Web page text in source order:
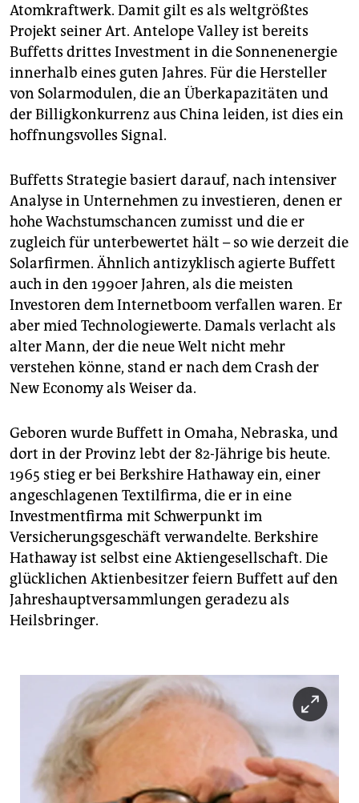
Atomkraftwerk. Damit gilt es als weltgrößtes
Projekt seiner Art. Antelope Valley ist bereits
Buffetts drittes Investment in die Sonnenenergie
innerhalb eines guten Jahres. Für die Hersteller
von Solarmodulen, die an Überkapazitäten und
der Billigkonkurrenz aus China leiden, ist dies ein
hoffnungsvolles Signal.
Buffetts Strategie basiert darauf, nach intensiver
Analyse in Unternehmen zu investieren, denen er
hohe Wachstumschancen zumisst und die er
zugleich für unterbewertet hält – so wie derzeit die
Solarfirmen. Ähnlich antizyklisch agierte Buffett
auch in den 1990er Jahren, als die meisten
Investoren dem Internetboom verfallen waren. Er
aber mied Technologiewerte. Damals verlacht als
alter Mann, der die neue Welt nicht mehr
verstehen könne, stand er nach dem Crash der
New Economy als Weiser da.
Geboren wurde Buffett in Omaha, Nebraska, und
dort in der Provinz lebt der 82-Jährige bis heute.
1965 stieg er bei Berkshire Hathaway ein, einer
angeschlagenen Textilfirma, die er in eine
Investmentfirma mit Schwerpunkt im
Versicherungsgeschäft verwandelte. Berkshire
Hathaway ist selbst eine Aktiengesellschaft. Die
glücklichen Aktienbesitzer feiern Buffett auf den
Jahreshauptversammlungen geradezu als
Heilsbringer.